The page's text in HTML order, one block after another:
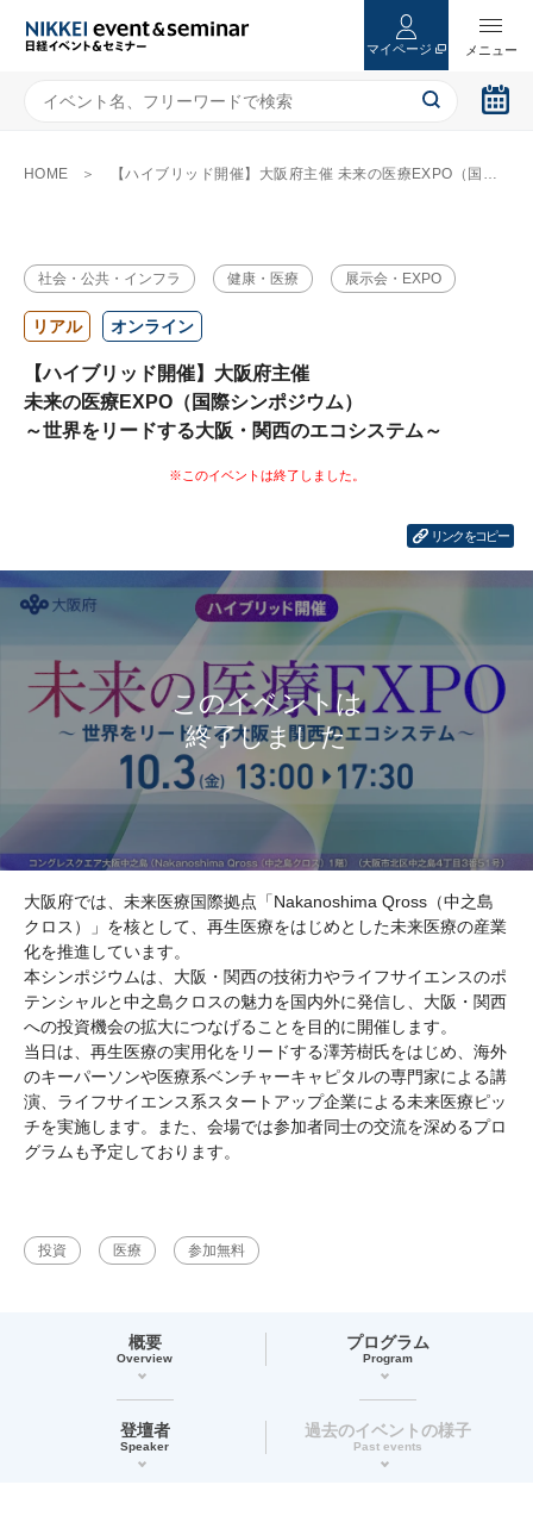
マイページ
HOME 【ハイブリッド開催】大阪府主催 未来の医療EXPO（国際シンポジウム） ～世界をリードする大阪・関西のエコシステム～
社会・公共・インフラ 健康・医療 展示会・EXPO
リアル オンライン
【ハイブリッド開催】大阪府主催
未来の医療EXPO（国際シンポジウム）
～世界をリードする大阪・関西のエコシステム～
リンクをコピー
大阪府では、未来医療国際拠点「Nakanoshima Qross（中之島
クロス）」を核として、再生医療をはじめとした未来医療の産業
化を推進しています。
本シンポジウムは、大阪・関西の技術力やライフサイエンスのポ
テンシャルと中之島クロスの魅力を国内外に発信し、大阪・関西
への投資機会の拡大につなげることを目的に開催します。
当日は、再生医療の実用化をリードする澤芳樹氏をはじめ、海外
のキーパーソンや医療系ベンチャーキャピタルの専門家による講
演、ライフサイエンス系スタートアップ企業による未来医療ピッ
チを実施します。また、会場では参加者同士の交流を深めるプロ
グラムも予定しております。
投資 医療 参加無料
概要
Overview
プログラム
Program
登壇者
Speaker
過去のイベントの様子
Past events